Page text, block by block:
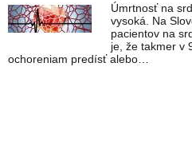
Úmrtnosť na
vysoká. Na
pacientov na
je, že takmer v
ochoreniam predísť alebo…